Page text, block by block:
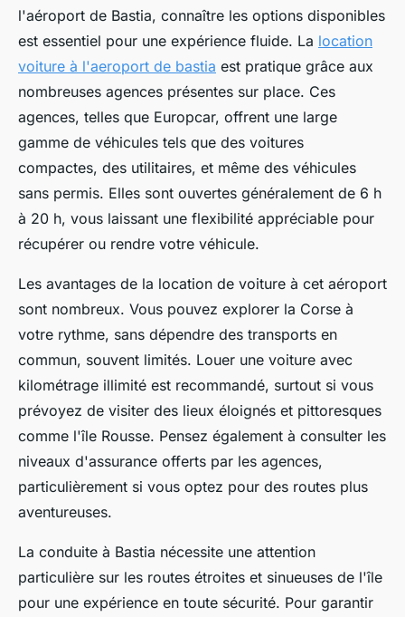
l'aéroport de Bastia, connaître les options disponibles
est essentiel pour une expérience fluide. La location
voiture à l'aeroport de bastia est pratique grâce aux
nombreuses agences présentes sur place. Ces
agences, telles que Europcar, offrent une large
gamme de véhicules tels que des voitures
compactes, des utilitaires, et même des véhicules
sans permis. Elles sont ouvertes généralement de 6 h
à 20 h, vous laissant une flexibilité appréciable pour
récupérer ou rendre votre véhicule.
Les avantages de la location de voiture à cet aéroport
sont nombreux. Vous pouvez explorer la Corse à
votre rythme, sans dépendre des transports en
commun, souvent limités. Louer une voiture avec
kilométrage illimité est recommandé, surtout si vous
prévoyez de visiter des lieux éloignés et pittoresques
comme l'île Rousse. Pensez également à consulter les
niveaux d'assurance offerts par les agences,
particulièrement si vous optez pour des routes plus
aventureuses.
La conduite à Bastia nécessite une attention
particulière sur les routes étroites et sinueuses de l'île
pour une expérience en toute sécurité. Pour garantir